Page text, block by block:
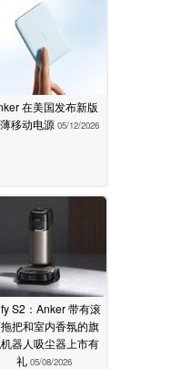
在美国发布新版
移动电源 05/12/2026
S2：Anker 带有滚
把和室内香氛的旗
器人吸尘器上市有
礼 05/08/2026